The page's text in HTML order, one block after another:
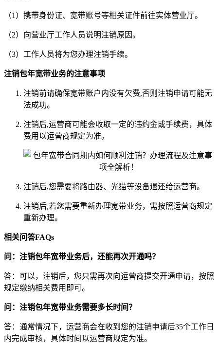
（1）携带身份证、宽带账号等相关证件前往实体营业厅。
（2）向营业厅工作人员说明注销原因。
（3）工作人员将为您办理注销手续。
注销包年宽带业务的注意事项
注销前请确保宽带账户内没有欠费,否则注销申请可能无
法成功。
注销后,运营商可能会收取一定的违约金或手续费，具体
费用以运营商规定为准。
注销后,您需要将路由器、光猫等设备退还给运营商。
注销后,若您需要重新办理宽带业务，需按照运营商规定
重新办理。
相关问答FAQs
问：注销包年宽带业务后，还能再次开通吗？
答：可以，注销后，您只需再次向运营商提交开通申请，按照
规定缴纳相关费用即可。
问：注销包年宽带业务需要多长时间？
答：通常情况下，运营商会在收到您的注销申请后35个工作日
内完成审核，具体时间以运营商规定为准。